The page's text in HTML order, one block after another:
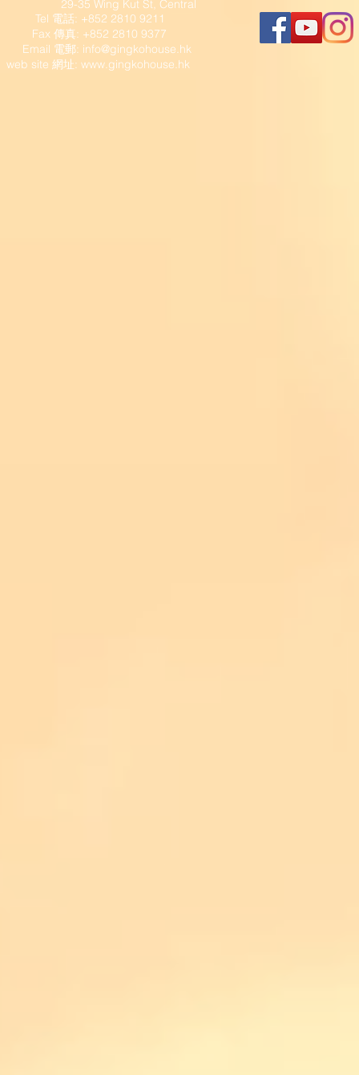
29-35 Wing Kut St, Central
Tel 電話: +852 2810 9211
Fax 傳真: +852 2810 9377
​ Email 電郵: info@gingkohouse.hk
web site 網址: www.gingkohouse.hk